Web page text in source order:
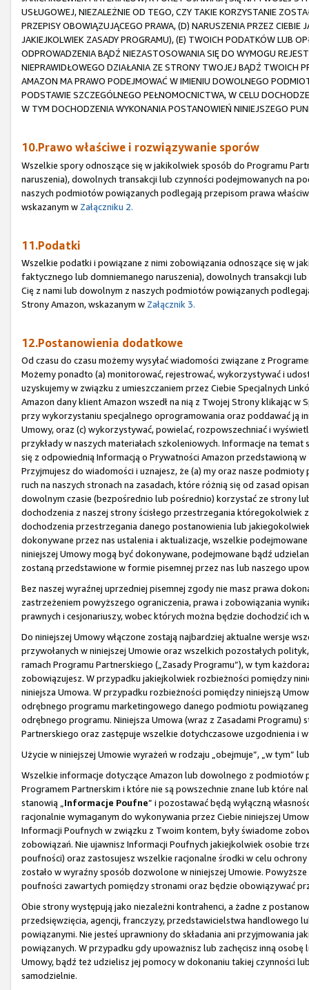
USŁUGOWEJ, NIEZALEŻNIE OD TEGO, CZY TAKIE KORZYSTANIE
PRZEPISY OBOWIĄZUJĄCEGO PRAWA, (D) NARUSZENIA PRZEZ
JAKIEJKOLWIEK ZASADY PROGRAMU), (E) TWOICH PODATKÓW LUB
ODPROWADZENIA BĄDŹ NIEZASTOSOWANIA SIĘ DO WYMOGU
NIEPRAWIDŁOWEGO DZIAŁANIA ZE STRONY TWOJEJ BĄDŹ TWOICH
AMAZON MA PRAWO PODEJMOWAĆ W IMIENIU DOWOLNEGO
PODSTAWIE SZCZEGÓLNEGO PEŁNOMOCNICTWA, W CELU
W TYM DOCHODZENIA WYKONANIA POSTANOWIEŃ NINIEJSZEGO
10.Prawo właściwe i rozwiązywanie sporów
Wszelkie spory odnoszące się w jakikolwiek sposób do Programu
naruszenia), dowolnych transakcji lub czynności podejmowanych na
naszych podmiotów powiązanych podlegają przepisom prawa
wskazanym w Załączniku 2.
11.Podatki
Wszelkie podatki i powiązane z nimi zobowiązania odnoszące się w
faktycznego lub domniemanego naruszenia), dowolnych transakcji
Cię z nami lub dowolnym z naszych podmiotów powiązanych
Strony Amazon, wskazanym w Załącznik 3.
12.Postanowienia dodatkowe
Od czasu do czasu możemy wysyłać wiadomości związane z
Możemy ponadto (a) monitorować, rejestrować, wykorzystywać i
uzyskujemy w związku z umieszczaniem przez Ciebie Specjalnych
Amazon dany klient Amazon wszedł na nią z Twojej Strony klikając
przy wykorzystaniu specjalnego oprogramowania oraz poddawać ją
Umowy, oraz (c) wykorzystywać, powielać, rozpowszechniać i
przykłady w naszych materiałach szkoleniowych. Informacje na
się z odpowiednią Informacją o Prywatności Amazon przedstawioną w
Przyjmujesz do wiadomości i uznajesz, że (a) my oraz nasze
ruch na naszych stronach na zasadach, które różnią się od zasad
dowolnym czasie (bezpośrednio lub pośrednio) korzystać ze strony
dochodzenia z naszej strony ścisłego przestrzegania któregokolwiek
dochodzenia przestrzegania danego postanowienia lub
dokonywane przez nas ustalenia i aktualizacje, wszelkie
niniejszej Umowy mogą być dokonywane, podejmowane bądź
zostaną przedstawione w formie pisemnej przez nas lub naszego
Bez naszej wyraźnej uprzedniej pisemnej zgody nie masz prawa
zastrzeżeniem powyższego ograniczenia, prawa i zobowiązania
prawnych i cesjonariuszy, wobec których można będzie dochodzić ich
Do niniejszej Umowy włączone zostają najbardziej aktualne wersje
przywołanych w niniejszej Umowie oraz wszelkich pozostałych
ramach Programu Partnerskiego („Zasady Programu”), w tym
zobowiązujesz. W przypadku jakiejkolwiek rozbieżności pomiędzy
niniejsza Umowa. W przypadku rozbieżności pomiędzy niniejszą
odrębnego programu marketingowego danego podmiotu
odrębnego programu. Niniejsza Umowa (wraz z Zasadami Programu)
Partnerskiego oraz zastępuje wszelkie dotychczasowe uzgodnienia i
Użycie w niniejszej Umowie wyrażeń w rodzaju „obejmuje”, „w tym”
Wszelkie informacje dotyczące Amazon lub dowolnego z podmiotów
Programem Partnerskim i które nie są powszechnie znane lub które
stanowią „ Informacje Poufne” i pozostawać będą wyłączną
racjonalnie wymaganym do wykonywania przez Ciebie niniejszej
Informacji Poufnych w związku z Twoim kontem, były świadome
zobowiązań. Nie ujawnisz Informacji Poufnych jakiejkolwiek osobie
poufności) oraz zastosujesz wszelkie racjonalne środki w celu
zostało w wyraźny sposób dozwolone w niniejszej Umowie.
poufności zawartych pomiędzy stronami oraz będzie obowiązywać
Obie strony występują jako niezależni kontrahenci, a żadne z
przedsięwzięcia, agencji, franczyzy, przedstawicielstwa handlowego
powiązanymi. Nie jesteś uprawniony do składania ani przyjmowania
powiązanych. W przypadku gdy upoważnisz lub zachęcisz inną
Umowy, bądź też udzielisz jej pomocy w dokonaniu takiej czynności
samodzielnie.